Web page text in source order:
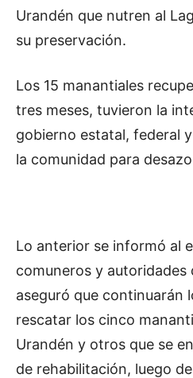
Urandén que nutren al
su preservación.
Los 15 manantiales
tres meses, tuvieron la
gobierno estatal, federal
la comunidad para
Lo anterior se informó al
comuneros y
aseguró que continuarán
rescatar los cinco
Urandén y otros que se
de rehabilitación, luego